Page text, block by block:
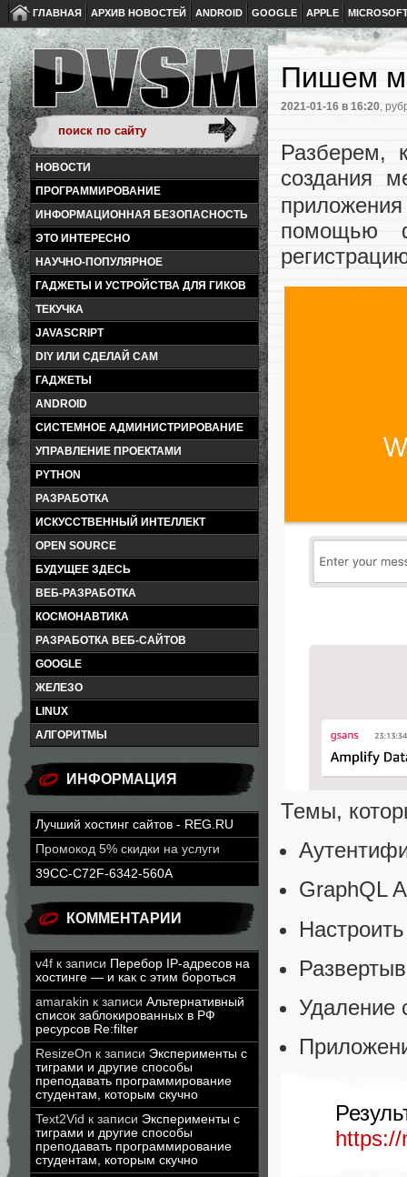
ГЛАВНАЯ АРХИВ НОВОСТЕЙ ANDROID GOOGLE APPLE
НОВОСТИ
ПРОГРАММИРОВАНИЕ
ИНФОРМАЦИОННАЯ БЕЗОПАСНОСТЬ
ЭТО ИНТЕРЕСНО
НАУЧНО-ПОПУЛЯРНОЕ
ГАДЖЕТЫ И УСТРОЙСТВА ДЛЯ ГИКОВ
ТЕКУЧКА
JAVASCRIPT
DIY ИЛИ СДЕЛАЙ САМ
ГАДЖЕТЫ
ANDROID
СИСТЕМНОЕ АДМИНИСТРИРОВАНИЕ
УПРАВЛЕНИЕ ПРОЕКТАМИ
PYTHON
РАЗРАБОТКА
ИСКУССТВЕННЫЙ ИНТЕЛЛЕКТ
OPEN SOURCE
БУДУЩЕЕ ЗДЕСЬ
ВЕБ-РАЗРАБОТКА
КОСМОНАВТИКА
РАЗРАБОТКА ВЕБ-САЙТОВ
GOOGLE
ЖЕЛЕЗО
LINUX
АЛГОРИТМЫ
ИНФОРМАЦИЯ
Лучший хостинг сайтов - REG.RU
Промокод 5% скидки на услуги
39CC-C72F-6342-560A
КОММЕНТАРИИ
v4f к записи Перебор IP-адресов на
хостинге — и как с этим бороться
amarakin к записи Альтернативный
список заблокированных в РФ
ресурсов Re:filter
ResizeOn к записи Эксперименты с
тиграми и другие способы
преподавать программирование
студентам, которым скучно
Text2Vid к записи Эксперименты с
тиграми и другие способы
преподавать программирование
студентам, которым скучно
Пишем
2021-01-16 в 16:20,
Разберем,
создания
помощью
Темы,
GraphQL
Удаление
https://